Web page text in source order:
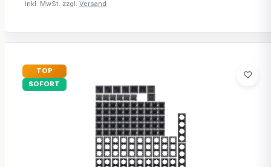
inkl. MwSt. zzgl. Versand
TOP
SOFORT